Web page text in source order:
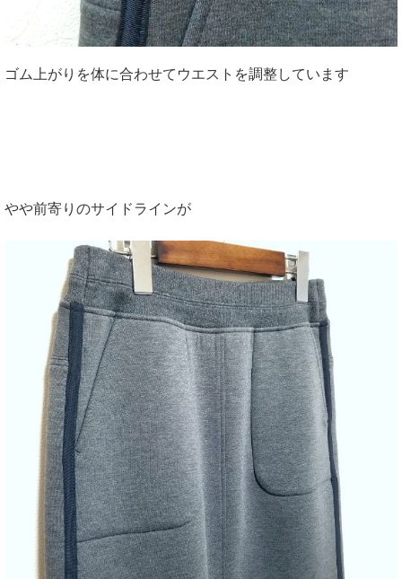
ゴム上がりを体に合わせてウエストを調整しています
やや前寄りのサイドラインが